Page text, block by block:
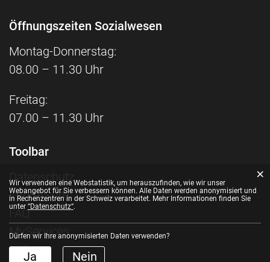
Öffnungszeiten Sozialwesen
Montag-Donnerstag:
08.00 – 11.30 Uhr
Freitag:
07.00 – 11.30 Uhr
Toolbar
Datenschutz
Impressum
FAQ
MyServices
Links
Webstatistik
Wir verwenden eine Webstatistik, um herauszufinden, wie wir unser
Webangebot für Sie verbessern können. Alle Daten werden anonymisiert und
in Rechenzentren in der Schweiz verarbeitet. Mehr Informationen finden Sie
unter “Datenschutz“.
Dürfen wir Ihre anonymisierten Daten verwenden?
Ja Nein
×